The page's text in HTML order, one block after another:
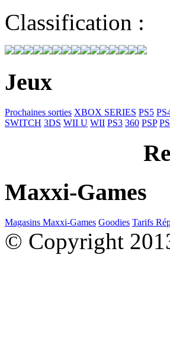
Classification :
Jeux
Prochaines sorties XBOX SERIES PS5
SWITCH 3DS WII U WII PS3 360 PSP
Maxxi-Games
Magasins Maxxi-Games Goodies Tarifs
© Copyright